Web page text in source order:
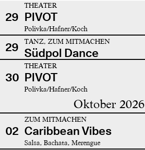
29
THEATER
PIVOT
Polivka/Hafner/Koch
29 TANZ, ZUM MITMACHEN
Südpol Dance
30
THEATER
PIVOT
Polivka/Hafner/Koch
Oktober 2026
02
ZUM MITMACHEN
Caribbean Vibes
Salsa, Bachata, Merengue